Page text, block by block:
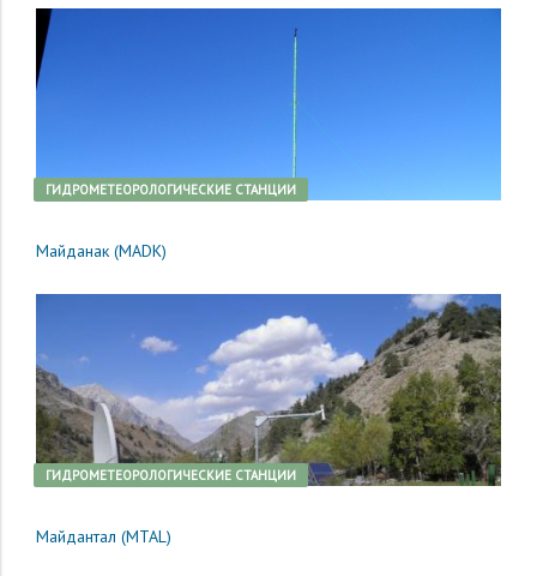
ГИДРОМЕТЕОРОЛОГИЧЕСКИЕ СТАНЦИИ
Майданак (MADK)
ГИДРОМЕТЕОРОЛОГИЧЕСКИЕ СТАНЦИИ
Майдантал (MTAL)